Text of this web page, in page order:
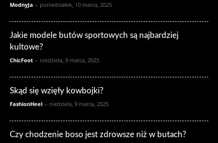
ModnyJa - poniedziałek, 10 marca, 2025
Jakie modele butów sportowych są najbardziej
kultowe?
ChicFoot - niedziela, 9 marca, 2025
Skąd się wzięły kowbojki?
FashionHeel - niedziela, 9 marca, 2025
Czy chodzenie boso jest zdrowsze niż w butach?